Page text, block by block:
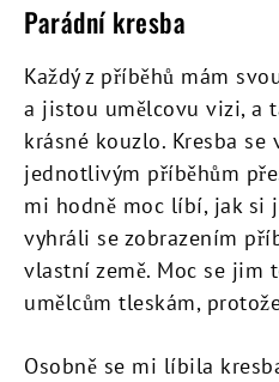
Parádní kresba
Každý z příběhů mám
a jistou umělcovu vizi, a
krásné kouzlo. Kresba
jednotlivým příběhům
mi hodně moc líbí, jak si
vyhráli se zobrazením
vlastní země. Moc se jim
umělcům tleskám,
Osobně se mi líbila